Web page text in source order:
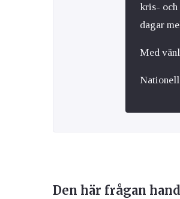
kris- och
dagar
Med
Den här frågan